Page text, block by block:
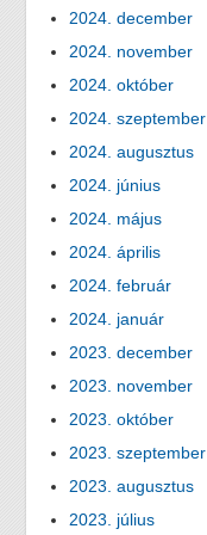
2024. december
2024. november
2024. október
2024. szeptember
2024. augusztus
2024. június
2024. május
2024. április
2024. február
2024. január
2023. december
2023. november
2023. október
2023. szeptember
2023. augusztus
2023. július